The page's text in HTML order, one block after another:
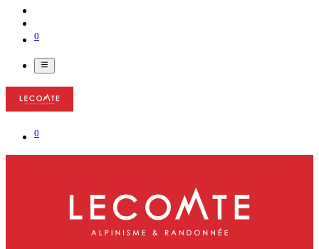
0
0